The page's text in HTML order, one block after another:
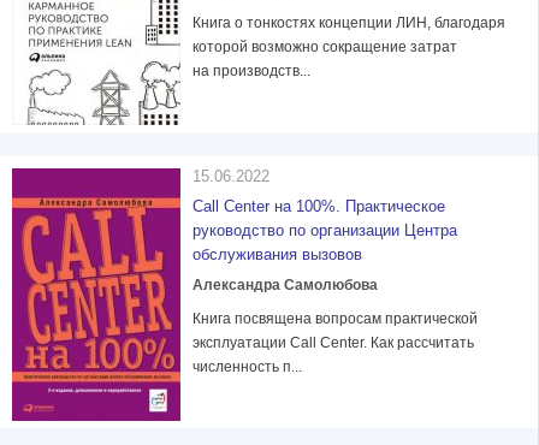
Книга о тонкостях концепции ЛИН, благодаря
которой возможно сокращение затрат
на производств...
15.06.2022
Call Center на 100%. Практическое
руководство по организации Центра
обслуживания вызовов
Александра Самолюбова
Книга посвящена вопросам практической
эксплуатации Call Center. Как рассчитать
численность п...